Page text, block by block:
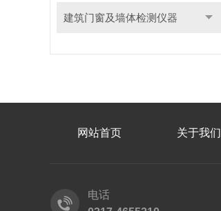
建筑门窗及墙体检测仪器
网站首页 关于我们
电话